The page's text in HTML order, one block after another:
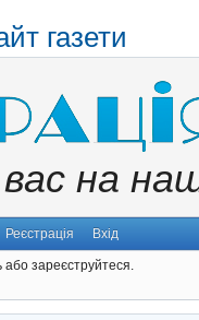
газети
на
Реєстрація Вхід
або зареєструйтеся.